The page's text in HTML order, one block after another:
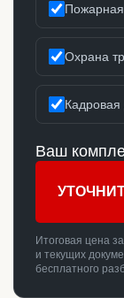
Охрана
Кадровая
Ваш
Итоговая цена
и текущих
бесплатного